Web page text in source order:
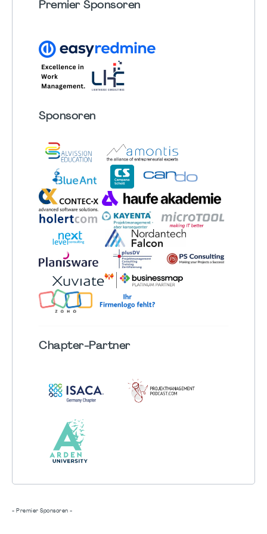
Premier Sponsoren
Sponsoren
Chapter-Partner
- Premier Sponsoren -